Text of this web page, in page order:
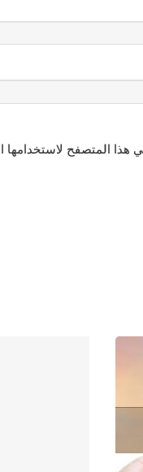
هذا المتصفح لاستخدامها